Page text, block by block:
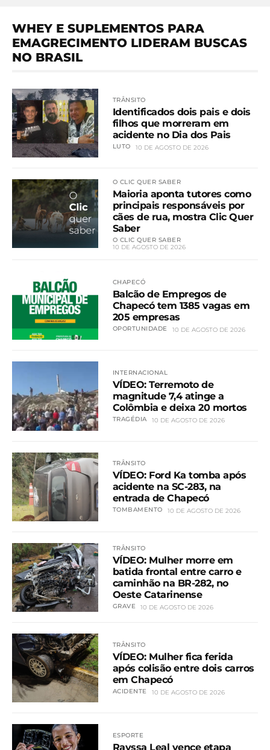
WHEY E SUPLEMENTOS PARA
EMAGRECIMENTO LIDERAM BUSCAS
NO BRASIL
TRÂNSITO
Identificados dois pais e dois
filhos que morreram em
acidente no Dia dos Pais
LUTO 10 DE AGOSTO DE 2026
O CLIC QUER SABER
Maioria aponta tutores como
principais responsáveis por
cães de rua, mostra Clic Quer
Saber
O CLIC QUER SABER
10 DE AGOSTO DE 2026
CHAPECÓ
Balcão de Empregos de
Chapecó tem 1385 vagas em
205 empresas
OPORTUNIDADE 10 DE AGOSTO DE 2026
INTERNACIONAL
VÍDEO: Terremoto de
magnitude 7,4 atinge a
Colômbia e deixa 20 mortos
TRAGÉDIA 10 DE AGOSTO DE 2026
TRÂNSITO
VÍDEO: Ford Ka tomba após
acidente na SC-283, na
entrada de Chapecó
TOMBAMENTO 10 DE AGOSTO DE 2026
TRÂNSITO
VÍDEO: Mulher morre em
batida frontal entre carro e
caminhão na BR-282, no
Oeste Catarinense
GRAVE 10 DE AGOSTO DE 2026
TRÂNSITO
VÍDEO: Mulher fica ferida
após colisão entre dois carros
em Chapecó
ACIDENTE 10 DE AGOSTO DE 2026
ESPORTE
Rayssa Leal vence etapa